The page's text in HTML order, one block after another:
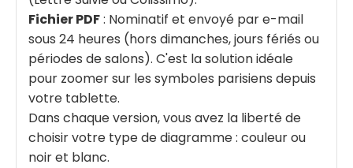
Fichier PDF: Nominatif et envoyé par e-mail
sous 24 heures (hors dimanches, jours fériés ou
périodes de salons). C'est la solution idéale
pour zoomer sur les symboles parisiens depuis
votre tablette.
Dans chaque version, vous avez la liberté de
choisir votre type de diagramme : couleur ou
noir et blanc.